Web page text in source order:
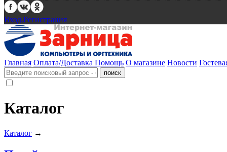
Вход.Регистрация
Главная Оплата/Доставка Помощь О магазине Новости
Каталог
Каталог →